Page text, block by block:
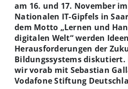
am 16. und 17. November
Nationalen IT-Gipfels in
dem Motto „Lernen und
digitalen Welt“ werden
Herausforderungen der
Bildungssystems diskutiert.
wir vorab mit Sebastian
Vodafone Stiftung